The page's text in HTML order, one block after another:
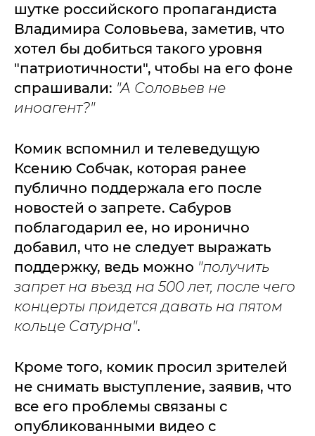
шутке российского пропагандиста
Владимира Соловьева, заметив, что
хотел бы добиться такого уровня
"патриотичности", чтобы на его фоне
спрашивали: "А Соловьев не
иноагент?"
Комик вспомнил и телеведущую
Ксению Собчак, которая ранее
публично поддержала его после
новостей о запрете. Сабуров
поблагодарил ее, но иронично
добавил, что не следует выражать
поддержку, ведь можно "получить
запрет на въезд на 500 лет, после чего
концерты придется давать на пятом
кольце Сатурна".
Кроме того, комик просил зрителей
не снимать выступление, заявив, что
все его проблемы связаны с
опубликованными видео с